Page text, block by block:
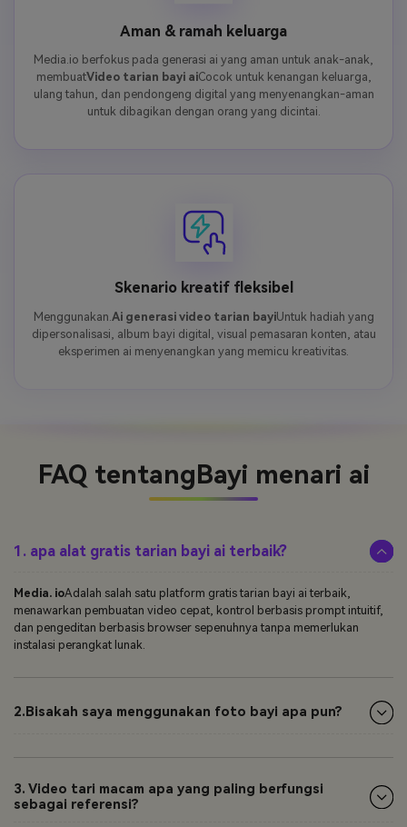
Aman & ramah keluarga
Media.io berfokus pada generasi ai yang aman untuk anak-anak,
membuatVideo tarian bayi aiCocok untuk kenangan keluarga,
ulang tahun, dan pendongeng digital yang menyenangkan-aman
untuk dibagikan dengan orang yang dicintai.
Skenario kreatif fleksibel
Menggunakan. Ai generasi video tarian bayiUntuk hadiah yang
dipersonalisasi, album bayi digital, visual pemasaran konten, atau
eksperimen ai menyenangkan yang memicu kreativitas.
FAQ tentangBayi menari ai
1. apa alat gratis tarian bayi ai terbaik?
Media. ioAdalah salah satu platform gratis tarian bayi ai terbaik,
menawarkan pembuatan video cepat, kontrol berbasis prompt intuitif,
dan pengeditan berbasis browser sepenuhnya tanpa memerlukan
instalasi perangkat lunak.
2.Bisakah saya menggunakan foto bayi apa pun?
3. Video tari macam apa yang paling berfungsi
sebagai referensi?